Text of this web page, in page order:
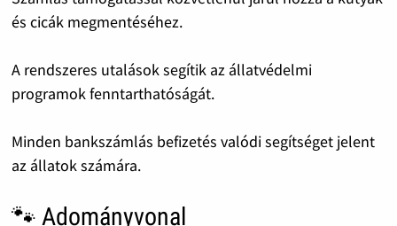
és cicák megmentéséhez.
A rendszeres utalások segítik az állatvédelmi
programok fenntarthatóságát.
Minden bankszámlás befizetés valódi segítséget jelent
az állatok számára.
🐾 Adományvonal